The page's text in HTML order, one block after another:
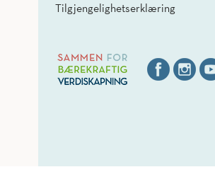
Tilgjengelighetserklæring